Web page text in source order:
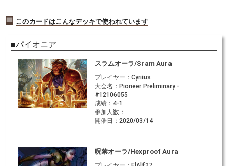
このカードはこんなデッキで使われています
■パイオニア
スラムオーラ/Sram Aura
プレイヤー： Cyriius
大会名： Pioneer Preliminary -
#12106055
成績： 4-1
参加人数：
開催日： 2020/03/14
呪禁オーラ/Hexproof Aura